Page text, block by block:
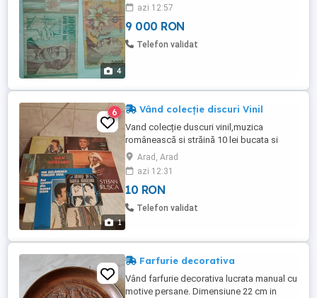
4
azi 12:57
9 000 RON
Telefon validat
1
6 Vând colecție discuri Vinil
Vand colecție duscuri vinil,muzica
românească si străină 10 lei bucata si
pickup de vanzare la preț de 150lei
negociabil.
Arad, Arad
azi 12:31
10 RON
Telefon validat
Farfurie decorativa
Vând farfurie decorativa lucrata manual cu
motive persane. Dimensiune 22 cm in